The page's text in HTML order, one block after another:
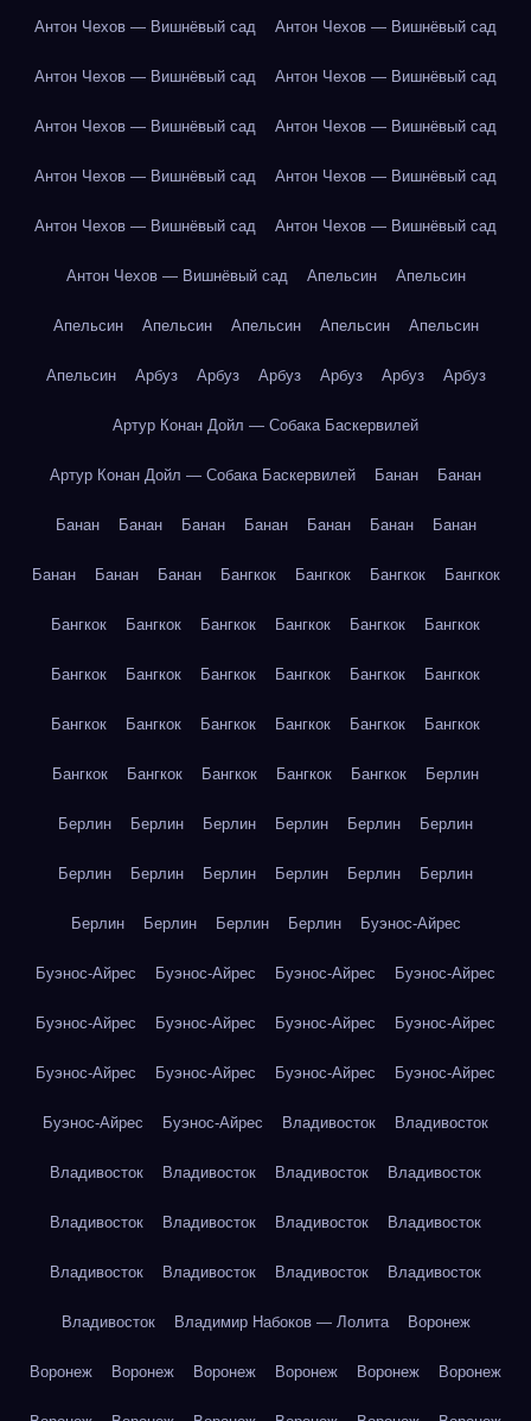
Антон Чехов — Вишнёвый сад Антон Чехов — Вишнёвый сад
Антон Чехов — Вишнёвый сад Антон Чехов — Вишнёвый сад
Антон Чехов — Вишнёвый сад Антон Чехов — Вишнёвый сад
Антон Чехов — Вишнёвый сад Антон Чехов — Вишнёвый сад
Антон Чехов — Вишнёвый сад Антон Чехов — Вишнёвый сад
Антон Чехов — Вишнёвый сад Апельсин Апельсин
Апельсин Апельсин Апельсин Апельсин Апельсин
Апельсин Арбуз Арбуз Арбуз Арбуз Арбуз Арбуз
Артур Конан Дойл — Собака Баскервилей
Артур Конан Дойл — Собака Баскервилей Банан Банан
Банан Банан Банан Банан Банан Банан Банан
Банан Банан Банан Бангкок Бангкок Бангкок Бангкок
Бангкок Бангкок Бангкок Бангкок Бангкок Бангкок
Бангкок Бангкок Бангкок Бангкок Бангкок Бангкок
Бангкок Бангкок Бангкок Бангкок Бангкок Бангкок
Бангкок Бангкок Бангкок Бангкок Бангкок Берлин
Берлин Берлин Берлин Берлин Берлин Берлин
Берлин Берлин Берлин Берлин Берлин Берлин
Берлин Берлин Берлин Берлин Буэнос-Айрес
Буэнос-Айрес Буэнос-Айрес Буэнос-Айрес Буэнос-Айрес
Буэнос-Айрес Буэнос-Айрес Буэнос-Айрес Буэнос-Айрес
Буэнос-Айрес Буэнос-Айрес Буэнос-Айрес Буэнос-Айрес
Буэнос-Айрес Буэнос-Айрес Владивосток Владивосток
Владивосток Владивосток Владивосток Владивосток
Владивосток Владивосток Владивосток Владивосток
Владивосток Владивосток Владивосток Владивосток
Владивосток Владимир Набоков — Лолита Воронеж
Воронеж Воронеж Воронеж Воронеж Воронеж Воронеж